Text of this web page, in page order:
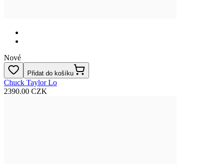
Nové
Přidat do košíku
Chuck Taylor Lo
2390.00 CZK